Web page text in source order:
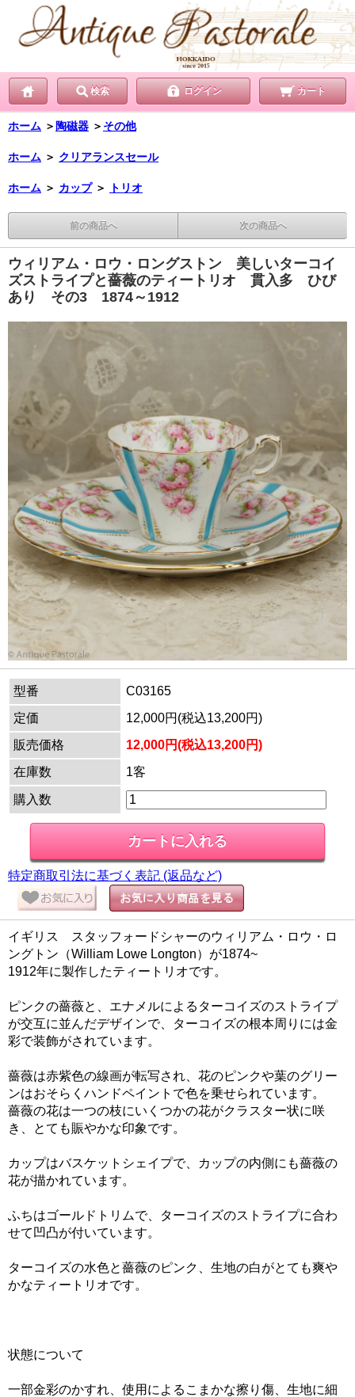
検索 ログイン カート
ホーム ＞陶磁器 ＞ その他
ホーム ＞ クリアランスセール
ホーム ＞ カップ ＞ トリオ
前の商品へ 次の商品へ
ウィリアム・ロウ・ロングストン 美しいターコイ
ズストライプと薔薇のティートリオ 貫入多 ひび
あり その3 1874～1912
型番
C03165
定価
12,000円(税込13,200円)
販売価格
12,000円(税込13,200円)
在庫数
1客
購入数
特定商取引法に基づく表記 (返品など)
イギリス スタッフォードシャーのウィリアム・ロウ・ロ
ングトン（William Lowe Longton）が1874~
1912年に製作したティートリオです。
ピンクの薔薇と、エナメルによるターコイズのストライプ
が交互に並んだデザインで、ターコイズの根本周りには金
彩で装飾がされています。
薔薇は赤紫色の線画が転写され、花のピンクや葉のグリー
ンはおそらくハンドペイントで色を乗せられています。
薔薇の花は一つの枝にいくつかの花がクラスター状に咲
き、とても賑やかな印象です。
カップはバスケットシェイプで、カップの内側にも薔薇の
花が描かれています。
ふちはゴールドトリムで、ターコイズのストライプに合わ
せて凹凸が付いています。
ターコイズの水色と薔薇のピンク、生地の白がとても爽や
かなティートリオです。
状態について
一部金彩のかすれ、使用によるこまかな擦り傷、生地に細